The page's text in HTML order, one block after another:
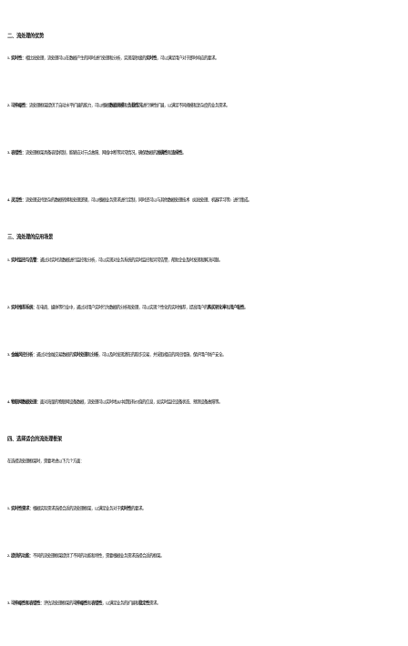
二、流处理的优势
1. 实时性： 相比批处理，流处理可以在数据产生的同时进行处理和分析，实现毫秒级的实时性 ，可以满足用户对于即时响应的要求。
2. 可伸缩性： 流处理框架提供了自动水平扩展的能力，可以根据 数据规模和 负载情况进行弹性扩展，以满足不同规模和复杂度的业务需求。
3. 容错性： 流处理框架具备容错机制，能够应对节点故障、网络中断等异常情况，确保数据的准确性和 连续性。
4. 灵活性： 流处理支持复杂的数据转换和处理逻辑，可以根据业务需求进行定制，同时还可以与其他数据处理技术（如批处理、机器学习等）进行集成。
三、流处理的应用场景
1. 实时监控与告警： 通过对实时流数据进行监控和分析，可以实现对业务系统的实时监控和异常告警，帮助企业及时发现和解决问题。
2. 实时推荐系统： 在电商、媒体等行业中，通过对用户实时行为数据的分析和处理，可以实现个性化的实时推荐，提高用户的 购买转化率和 用户粘性
3. 金融风控分析： 通过对金融交易数据的 实时处理 和 分析，可以及时发现潜在的欺诈交易，并采取相应的风控措施，保护用户财产安全。
4. 物联网数据处理： 面对海量的物联网设备数据，流处理可以实时地从中提取有价值的信息，如实时监控设备状态、预测设备故障等。
四、选择适合的流处理框架
在选择流处理框架时，需要考虑以下几个方面：
1. 实时性需求： 根据实际需求选择合适的流处理框架，以满足业务对于实时性的要求。
2. 提供的功能： 不同的流处理框架提供了不同的功能和特性，需要根据业务需求选择合适的框架。
3. 可伸缩性和容错性： 评估流处理框架的 可伸缩性 和 容错性 ，以满足业务的扩展和 稳定性需求。